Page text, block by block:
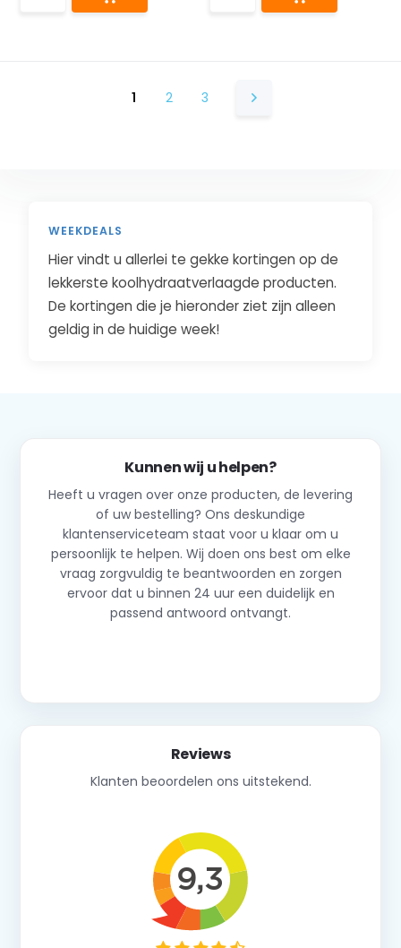
1 2 3
WEEKDEALS
Hier vindt u allerlei te gekke kortingen op de
lekkerste koolhydraatverlaagde producten.
De kortingen die je hieronder ziet zijn alleen
geldig in de huidige week!
Kunnen wij u helpen?
Heeft u vragen over onze producten, de levering
of uw bestelling? Ons deskundige
klantenserviceteam staat voor u klaar om u
persoonlijk te helpen. Wij doen ons best om elke
vraag zorgvuldig te beantwoorden en zorgen
ervoor dat u binnen 24 uur een duidelijk en
passend antwoord ontvangt.
Reviews
Klanten beoordelen ons uitstekend.